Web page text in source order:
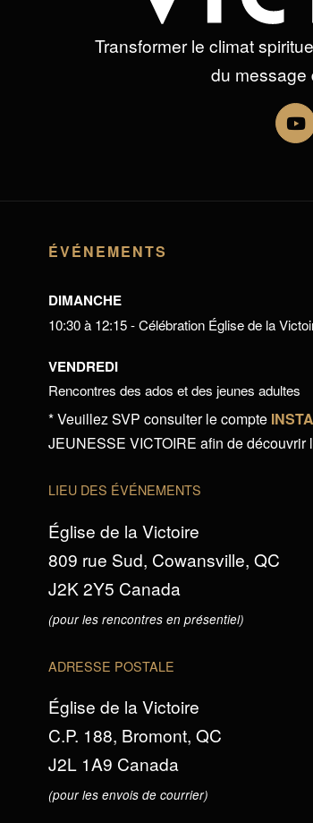
Transformer le climat
du message
ÉVÉNEMENTS
DIMANCHE
10:30 à 12:15 - Célébration Église de la
VENDREDI
Rencontres des ados et des jeunes adultes
* Veuillez SVP consulter le compte
JEUNESSE VICTOIRE afin de découvrir
LIEU DES ÉVÉNEMENTS
Église de la Victoire
809 rue Sud, Cowansville, QC
J2K 2Y5 Canada
(pour les rencontres en présentiel)
ADRESSE POSTALE
Église de la Victoire
C.P. 188, Bromont, QC
J2L 1A9 Canada
(pour les envois de courrier)